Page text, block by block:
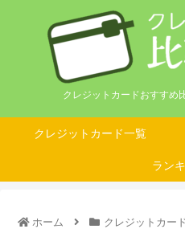
クレジットカードおすすめ
クレジットカード一覧
ラン
ホーム クレジットカー